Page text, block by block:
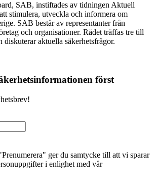
SAB, instiftades av tidningen Aktuell
stimulera, utveckla och informera om
SAB består av representanter från
och organisationer. Rådet träffas tre till
diskuterar aktuella säkerhetsfrågor.
först
ger du samtycke till att vi sparar
i enlighet med vår